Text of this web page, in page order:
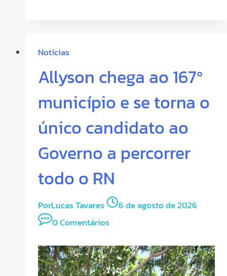
Notícias
Allyson chega ao 167º
município e se torna o
único candidato ao
Governo a percorrer
todo o RN
PorLucas Tavares
6 de agosto de 2026
0 Comentários